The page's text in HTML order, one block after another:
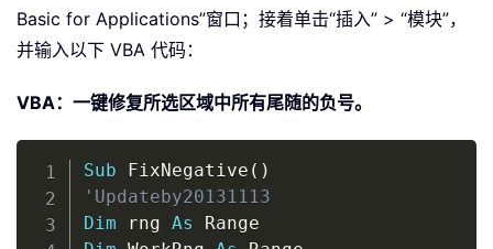
Basic for Applications”窗口；接着单击“插入” > “模块”，
并输入以下 VBA 代码：
VBA：一键修复所选区域中所有尾随的负号。
Sub FixNegative ( )
'Updateby20131113
Dim rng As